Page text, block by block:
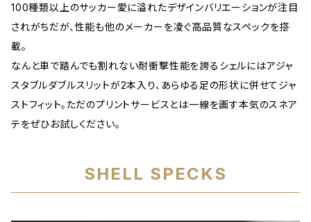
100種類以上のサッカー愛に溢れたデザインバリエーションが注目
されがちだが、性能も他のメーカーを凌ぐ高品質なスペックを搭
載。
なんと車で踏んでも割れない耐衝撃性能を誇るシェルにはアジャ
スタブルダブルスリットが2本入り、あらゆる足の形状に併せてジャ
ストフィット。ただのプリントサービスとは一線を画す本気のスネア
テをぜひお試しください。
SHELL SPECKS